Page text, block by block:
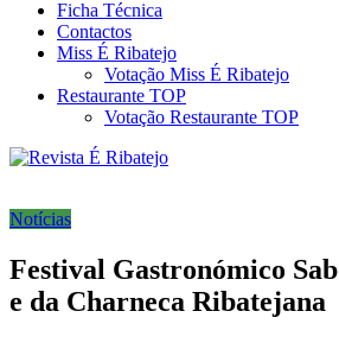
Ficha Técnica
Contactos
Miss É Ribatejo
Votação Miss É Ribatejo
Restaurante TOP
Votação Restaurante TOP
Notícias
Festival Gastronómico
e da Charneca Ribatejana